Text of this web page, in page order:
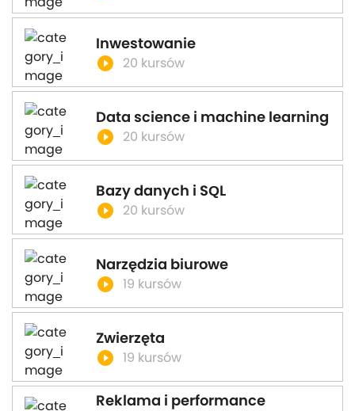
Inwestowanie
play_circle_filled 20 kursów
Data science i machine learning
play_circle_filled 20 kursów
Bazy danych i SQL
play_circle_filled 20 kursów
Narzędzia biurowe
play_circle_filled 19 kursów
Zwierzęta
play_circle_filled 19 kursów
Reklama i performance